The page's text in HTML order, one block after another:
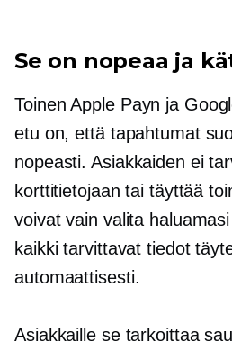
Se on nopeaa ja
Toinen Apple Payn ja
etu on, että tapahtumat
nopeasti. Asiakkaiden ei
korttitietojaan tai täyttää
voivat vain valita
kaikki tarvittavat tiedot
automaattisesti.
Asiakkaille se tarkoittaa